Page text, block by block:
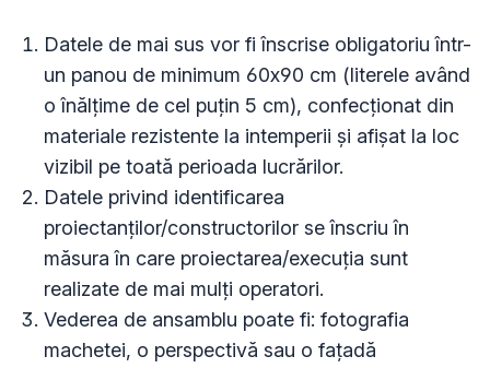
Datele de mai sus vor fi înscrise obligatoriu într-
un panou de minimum 60x90 cm (literele având
o înălţime de cel puţin 5 cm), confecţionat din
materiale rezistente la intemperii şi afişat la loc
vizibil pe toată perioada lucrărilor.
Datele privind identificarea
proiectanţilor/constructorilor se înscriu în
măsura în care proiectarea/execuţia sunt
realizate de mai mulţi operatori.
Vederea de ansamblu poate fi: fotografia
machetei, o perspectivă sau o faţadă